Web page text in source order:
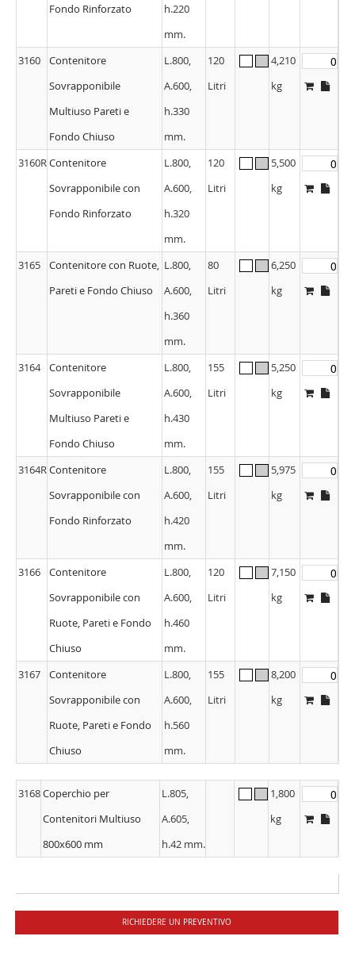
Fondo Rinforzato
h.220
mm.
3160
Contenitore
Sovrapponibile
Multiuso Pareti e
Fondo Chiuso
L.800,
A.600,
h.330
mm.
120
Litri
4,210
kg
3160R Contenitore
Sovrapponibile con
Fondo Rinforzato
L.800,
A.600,
h.320
mm.
120
Litri
5,500
kg
3165
Contenitore con Ruote,
Pareti e Fondo Chiuso
L.800,
A.600,
h.360
mm.
80
Litri
6,250
kg
3164
Contenitore
Sovrapponibile
Multiuso Pareti e
Fondo Chiuso
L.800,
A.600,
h.430
mm.
155
Litri
5,250
kg
3164R Contenitore
Sovrapponibile con
Fondo Rinforzato
L.800,
A.600,
h.420
mm.
155
Litri
5,975
kg
3166
Contenitore
Sovrapponibile con
Ruote, Pareti e Fondo
Chiuso
L.800,
A.600,
h.460
mm.
120
Litri
7,150
kg
3167
Contenitore
Sovrapponibile con
Ruote, Pareti e Fondo
Chiuso
L.800,
A.600,
h.560
mm.
155
Litri
8,200
kg
3168Coperchio per
Contenitori Multiuso
800x600 mm
L.805,
A.605,
h.42 mm.
1,800
kg
RICHIEDERE UN PREVENTIVO